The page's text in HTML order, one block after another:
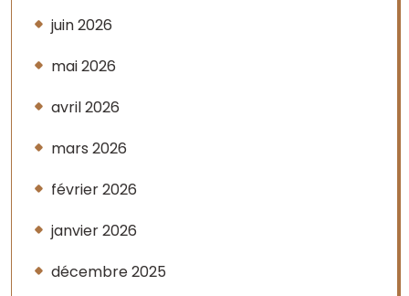
juin 2026
mai 2026
avril 2026
mars 2026
février 2026
janvier 2026
décembre 2025